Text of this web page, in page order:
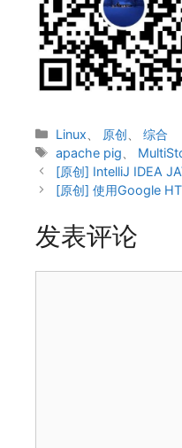
分
类
Linux 原创 、综合
标
签
apache pig
[原创] IntelliJ IDEA
[原创] 使用Google
发表评论